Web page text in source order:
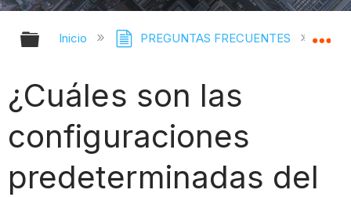
Expandir/contraer jerarquía global
Inicio PREGUNTAS FRECUENTES
¿Cuáles son las
configuraciones
predeterminadas del